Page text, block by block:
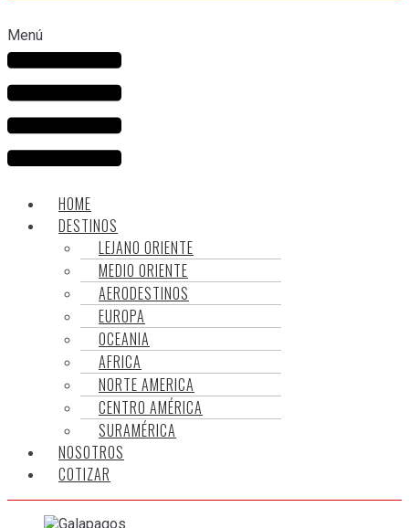
Menú
HOME
DESTINOS
LEJANO ORIENTE
MEDIO ORIENTE
AERODESTINOS
EUROPA
OCEANIA
AFRICA
NORTE AMERICA
CENTRO AMÉRICA
SURAMÉRICA
NOSOTROS
COTIZAR